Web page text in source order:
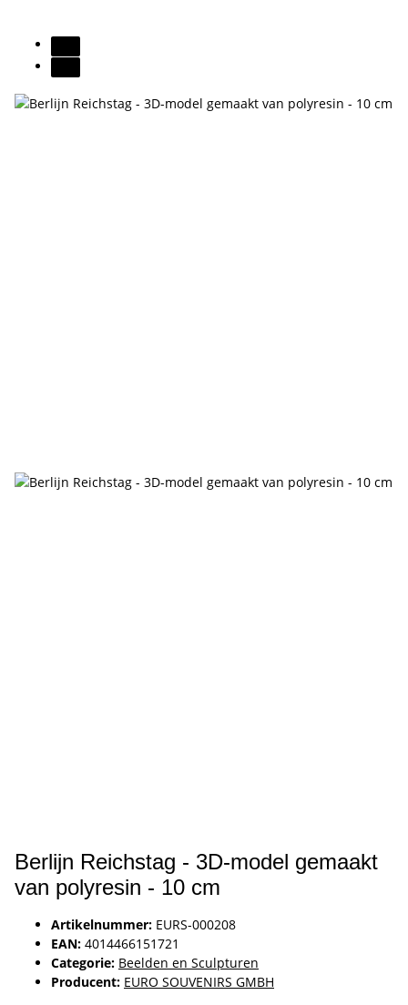
Berlijn Reichstag - 3D-model gemaakt
van polyresin - 10 cm
Artikelnummer: EURS-000208
EAN: 4014466151721
Categorie: Beelden en Sculpturen
Producent: EURO SOUVENIRS GMBH